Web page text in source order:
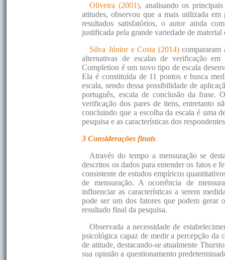
Oliveira (2001), analisando os
atitudes, observou que a mais utilizada em
resultados satisfatórios, o autor ainda
justificada pela grande variedade de
Silva Júnior e Costa (2014)compararam
alternativas de escalas de verificação
Completion é um novo tipo de escala
Ela é constituída de 11 pontos e busca
escala, sendo dessa possibilidade de
português, escala de conclusão da frase.
verificação dos pares de itens, entretanto
concluindo que a escolha da escala é uma
pesquisa e as características dos
3 Considerações finais
Através do tempo a mensuração se
descritos os dados para entender os fatos e
consistente de estudos empíricos
de mensuração. A ocorrência de
influenciar as características a serem
pode ser um dos fatores que podem
resultado final da pesquisa.
Observada a necessidade de
psicológica capaz de medir a percepção da
de atitude, destacando-se atualmente
sua opinião a questionamento